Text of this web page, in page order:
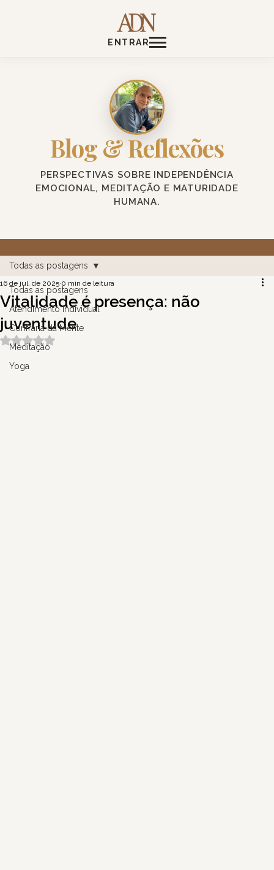
Blog & Reflexões
PERSPECTIVAS SOBRE INDEPENDÊNCIA
EMOCIONAL, MEDITAÇÃO E MATURIDADE
HUMANA.
ENTRAR
Todas as postagens
Atendimento Individual
Confraria da Mente
Meditação
Yoga
Todas as postagens
Vitalidade é presença: não
juventude
16 de jul. de 2025 0 min de leitura
Avaliado com NaN de 5 estrelas.